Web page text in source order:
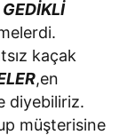
GEDİKLİ
kaçak
,en
diyebiliriz.
müşterisine